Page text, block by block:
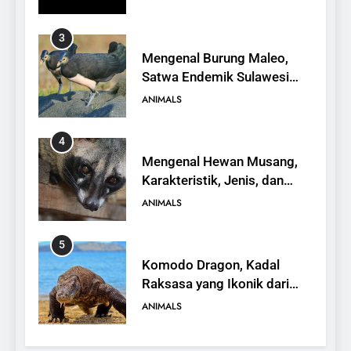
3
Mengenal Burung Maleo,
Satwa Endemik Sulawesi
yang Terancam Punah
ANIMALS
4
Mengenal Hewan Musang,
Karakteristik, Jenis, dan
Peran dalam Ekosistem
ANIMALS
5
Komodo Dragon, Kadal
Raksasa yang Ikonik dari
Indonesia
ANIMALS